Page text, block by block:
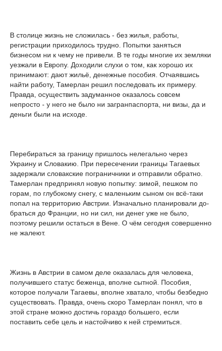
В столице жизнь не сложилась - без жилья, работы,
регистрации приходилось трудно. Попытки заняться
бизнесом ни к чему не привели. В те годы многие их земляки
уезжали в Европу. Доходили слухи о том, как хорошо их
принимают: дают жильё, д­енежные пособия. Отчаявшись
найти работу, Тамерлан решил последовать их примеру.
Правда, осуществить задуманное оказалось совсем
непросто - у него не было ни загранпаспорта, ни визы, да и
деньги были на исходе.
Перебираться за границу пришлось нелегально через
Украину и Словакию. При п­ересечении границы Тагаевых
задержали словакские пограничники и отправили обратно.
Тамерлан предпринял новую попытку: зимой, пешком по
горам, по глубокому снегу, с маленьким сыном он всё-таки
попал на территорию Австрии. Изначально планировали до­
браться до Франции, но ни сил, ни денег уже не было,
поэтому решили остаться в Вене. О чём сегодня совершенно
не жалеют.
Жизнь в Австрии в самом д­еле оказалась для человека,
получившего статус беженца, вполне сытной. Пособия,
которое получали Тагаевы, вполне хватало, чтобы безбедно
существовать. Правда, очень скоро Тамерлан понял, что в
этой стране можно достичь гораздо большего, если
поставить себе цель и настойчиво к ней стремиться.